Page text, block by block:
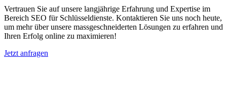
Vertrauen Sie auf unsere langjährige Erfahrung und Expertise im
Bereich SEO für Schlüsseldienste. Kontaktieren Sie uns noch heute,
um mehr über unsere massgeschneiderten Lösungen zu erfahren und
Ihren Erfolg online zu maximieren!
Jetzt anfragen